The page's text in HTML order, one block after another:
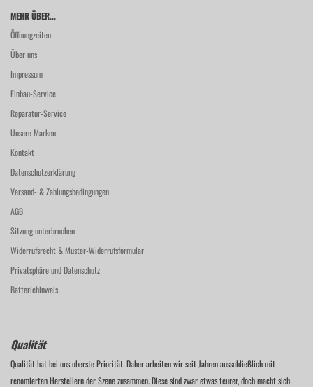
MEHR ÜBER...
Öffnungzeiten
Über uns
Impressum
Einbau-Service
Reparatur-Service
Unsere Marken
Kontakt
Datenschutzerklärung
Versand- & Zahlungsbedingungen
AGB
Sitzung unterbrochen
Widerrufsrecht & Muster-Widerrufsformular
Privatsphäre und Datenschutz
Batteriehinweis
Qualität
Qualität hat bei uns oberste Priorität. Daher arbeiten wir seit Jahren ausschließlich mit
renomierten Herstellern der Szene zusammen. Diese sind zwar etwas teurer, doch macht sich